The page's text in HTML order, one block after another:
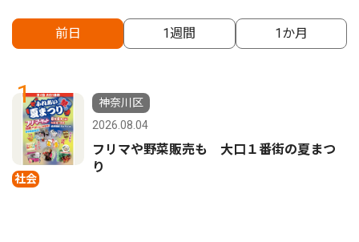
前日 1週間 1か月
1
社会
神奈川区
2026.08.04
フリマや野菜販売も 大口１番街の夏まつ
り